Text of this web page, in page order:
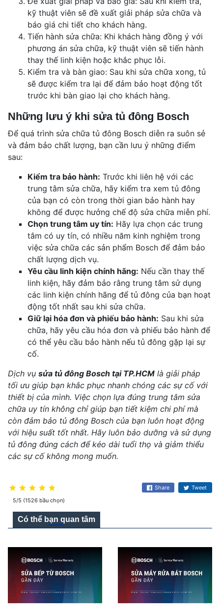
kỹ thuật viên sẽ đề xuất giải pháp sửa chữa và
báo giá chi tiết cho khách hàng.
Tiến hành sửa chữa: Khi khách hàng đồng ý với
phương án sửa chữa, kỹ thuật viên sẽ tiến hành
thay thế linh kiện hoặc khắc phục lỗi.
Kiểm tra và bàn giao: Sau khi sửa chữa xong, tủ
sẽ được kiểm tra lại để đảm bảo hoạt động tốt
trước khi bàn giao lại cho khách hàng.
Những lưu ý khi sửa tủ đông Bosch
Để quá trình sửa chữa tủ đông Bosch diễn ra suôn sẻ
và đảm bảo chất lượng, bạn cần lưu ý những điểm
sau:
Kiểm tra bảo hành: Trước khi liên hệ với các
trung tâm sửa chữa, hãy kiểm tra xem tủ đông
của bạn có còn trong thời gian bảo hành hay
không để được hưởng chế độ sửa chữa miễn phí.
Chọn trung tâm uy tín: Hãy lựa chọn các trung
tâm có uy tín, có nhiều năm kinh nghiệm trong
việc sửa chữa các sản phẩm Bosch để đảm bảo
chất lượng dịch vụ.
Yêu cầu linh kiện chính hãng: Nếu cần thay thế
linh kiện, hãy đảm bảo rằng trung tâm sử dụng
các linh kiện chính hãng để tủ đông của bạn hoạt
động tốt nhất sau khi sửa chữa.
Giữ lại hóa đơn và phiếu bảo hành: Sau khi sửa
chữa, hãy yêu cầu hóa đơn và phiếu bảo hành để
có thể yêu cầu bảo hành nếu tủ đông gặp lại sự
cố.
Dịch vụ sửa tủ đông Bosch tại TP.HCM là giải pháp
tối ưu giúp bạn khắc phục nhanh chóng các sự cố với
thiết bị của mình. Việc chọn lựa đúng trung tâm sửa
chữa uy tín không chỉ giúp bạn tiết kiệm chi phí mà
còn đảm bảo tủ đông Bosch của bạn luôn hoạt động
với hiệu suất tốt nhất. Hãy luôn bảo dưỡng và sử dụng
tủ đông đúng cách để kéo dài tuổi thọ và giảm thiểu
các sự cố không mong muốn.
5/5 (1526 bầu chọn)
Share Tweet
Có thể bạn quan tâm